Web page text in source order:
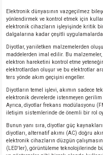
Elektronik dünyasının vazgeçilmez
yönlendirmek ve kontrol etmek için
elektronik cihazların işleyişinde kritik
dalgalarına kadar çeşitli uygulamalarda
Diyotlar, yarıiletken malzemelerden
maddelerden imal edilir. Bu
elektron hareketini kontrol etme
elektrotlardan oluşur ve bu elektrotlar
ters yönde akım geçişini engeller.
Diyotların temel işlevi, akımın sadece
elektronik devrelerde istenmeyen
Ayrıca, diyotlar frekans modülasyonu
iletişim sistemlerinde de önemli bir rol
Bunun yanı sıra, diyotlar güç
diyotları, alternatif akımı (AC) doğru
elektronik cihazların düzgün
(LED'ler), görüntüleme teknolojilerinde